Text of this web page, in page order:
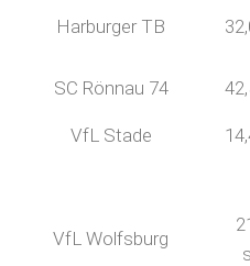
Harburger TB
SC Rönnau 74
VfL Stade
VfL Wolfsburg